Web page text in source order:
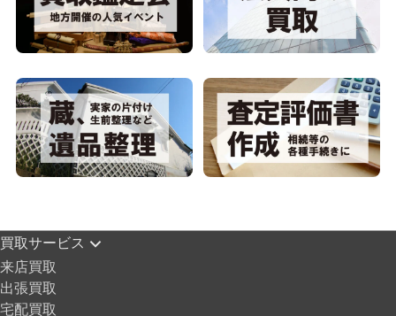
買取サービス
来店買取
出張買取
宅配買取